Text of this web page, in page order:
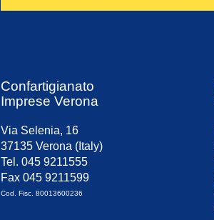
Confartigianato
Imprese Verona
Via Selenia, 16
37135 Verona (Italy)
Tel. 045 9211555
Fax 045 9211599
Cod. Fisc. 80013600236